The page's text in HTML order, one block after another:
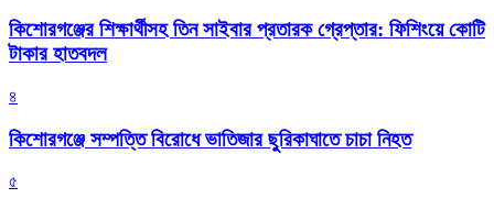
কিশোরগঞ্জের শিক্ষার্থীসহ তিন সাইবার প্রতারক গ্রেপ্তার: ফিশিংয়ে কোটি
টাকার হাতবদল
৪
কিশোরগঞ্জে সম্পত্তি বিরোধে ভাতিজার ছুরিকাঘাতে চাচা নিহত
৫